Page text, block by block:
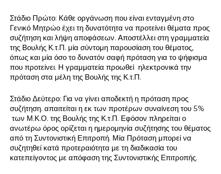
Στάδιο Πρώτο: Κάθε οργάνωση που είναι ενταγμένη στο
Γενικό Μητρώο έχει τη δυνατότητα να προτείνει θέματα προς
συζήτηση και λήψη αποφάσεων. Αποστέλλει στη γραμματεία
της Βουλής Κ.τ.Π. μία σύντομη παρουσίαση του θέματος,
όπως και μία όσο το δυνατόν σαφή πρόταση για το ψήφισμα
που προτείνει. Η γραμματεία προωθεί ηλεκτρονικά την
πρόταση στα μέλη της Βουλής της Κ.τ.Π.
Στάδιο Δεύτερο: Για να γίνει αποδεκτή η πρόταση προς
συζήτηση. απαιτείται η εκ των προτέρων συναίνεση του 5%
των Μ.Κ.Ο. της Βουλής της Κ.τ.Π. Εφόσον πληρείται ο
ανωτέρω όρος ορίζεται η ημερομηνία συζήτησης του θέματος
από τη Συντονιστική Επιτροπή. Μία Πρόταση μπορεί να
συζητηθεί κατά προτεραιότητα με τη διαδικασία του
κατεπείγοντος με απόφαση της Συντονιστικής Επιτροπής.